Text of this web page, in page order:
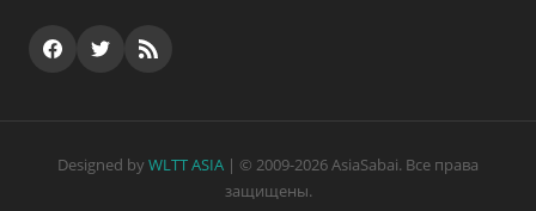
Designed by WLTT ASIA | © 2009-2026 AsiaSabai. Все права
защищены.